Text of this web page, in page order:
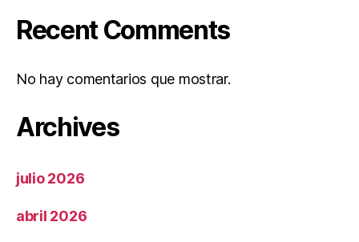
Recent Comments
No hay comentarios que mostrar.
Archives
julio 2026
abril 2026